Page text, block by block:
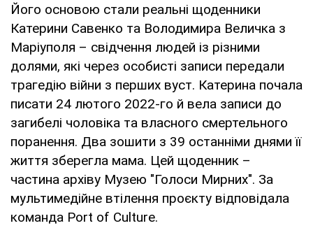
Його основою стали реальні щоденники
Катерини Савенко та Володимира Величка з
Маріуполя – свідчення людей із різними
долями, які через особисті записи передали
трагедію війни з перших вуст. Катерина почала
писати 24 лютого 2022-го й вела записи до
загибелі чоловіка та власного смертельного
поранення. Два зошити з 39 останніми днями її
життя зберегла мама. Цей щоденник –
частина архіву Музею "Голоси Мирних". За
мультимедійне втілення проєкту відповідала
команда Port of Culture.